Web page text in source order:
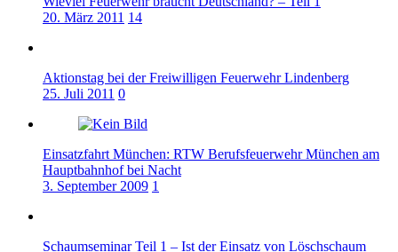
20. März 2011 14
Aktionstag bei der Freiwilligen Feuerwehr Lindenberg
25. Juli 2011 0
Einsatzfahrt München: RTW Berufsfeuerwehr München am
Hauptbahnhof bei Nacht
3. September 2009 1
Schaumseminar Teil 1 – Ist der Einsatz von Löschschaum